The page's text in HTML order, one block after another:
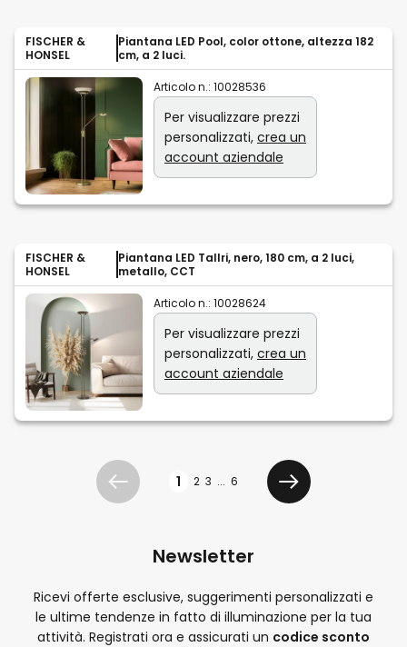
FISCHER &
HONSEL
Piantana LED Pool, color ottone, altezza 182
cm, a 2 luci.
Articolo n.: 10028536
Per visualizzare prezzi
personalizzati, crea un
account aziendale
FISCHER &
HONSEL
Piantana LED Tallri, nero, 180 cm, a 2 luci,
metallo, CCT
Articolo n.: 10028624
Per visualizzare prezzi
personalizzati, crea un
account aziendale
Precedente 1 2 3 ... 6
Avanti
Newsletter
Ricevi offerte esclusive, suggerimenti personalizzati e
le ultime tendenze in fatto di illuminazione per la tua
attività. Registrati ora e assicurati un codice sconto